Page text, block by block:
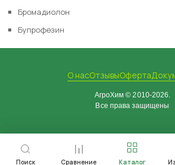
Поиск Сравнение Каталог
Бромадиолон
Бупрофезин
О насОтзывыОферта
АгроХим © 2010-2026.
Все права защищены